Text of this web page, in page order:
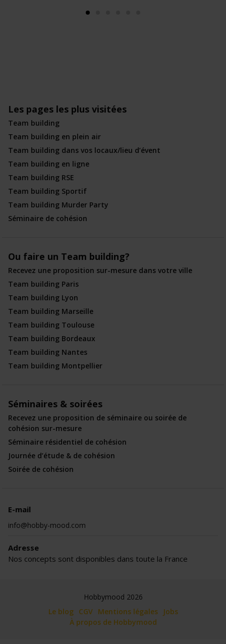
Les pages les plus visitées
Team building
Team building en plein air
Team building dans vos locaux/lieu d’évent
Team building en ligne
Team building RSE
Team building Sportif
Team building Murder Party
Séminaire de cohésion
Ou faire un Team building?
Recevez une proposition sur-mesure dans votre ville
Team building Paris
Team building Lyon
Team building Marseille
Team building Toulouse
Team building Bordeaux
Team building Nantes
Team building Montpellier
Séminaires & soirées
Recevez une proposition de séminaire ou soirée de
cohésion sur-mesure
Séminaire résidentiel de cohésion
Journée d’étude & de cohésion
Soirée de cohésion
E-mail
info@hobby-mood.com
Adresse
Nos concepts sont disponibles dans toute la France
Hobbymood 2026
Le blog
CGV Mentions légales
Jobs
À propos de Hobbymood